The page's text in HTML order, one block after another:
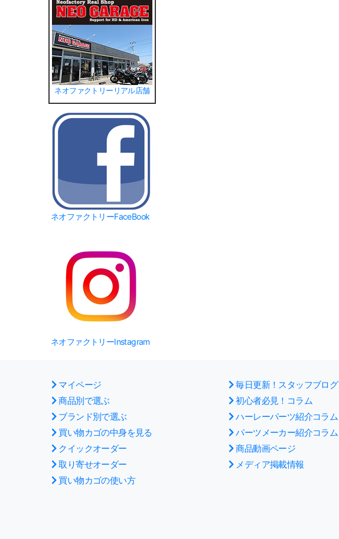
ネオファクトリーリアル店舗
ネオファクトリーFaceBook
ネオファクトリーInstagram
マイページ
商品別で選ぶ
ブランド別で選ぶ
買い物カゴの中身を見る
クイックオーダー
取り寄せオーダー
買い物カゴの使い方
毎日更新！スタッフブログ
初心者必見！コラム
ハーレーパーツ紹介コラム
パーツメーカー紹介コラム
商品動画ページ
メディア掲載情報